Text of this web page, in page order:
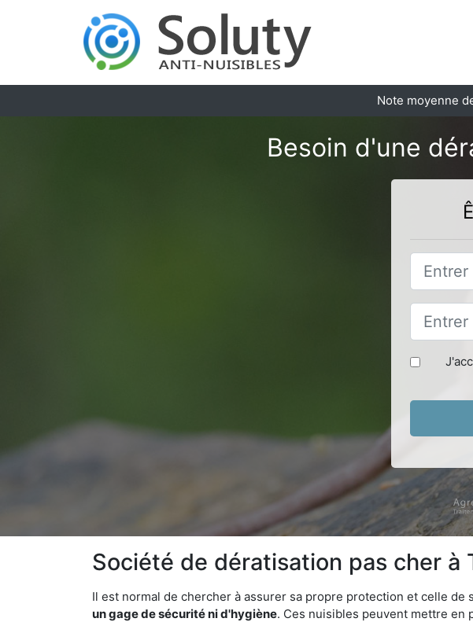
Note moyenne
Besoin d'une
Société de dératisation pas cher à
Il est normal de chercher à assurer sa propre protection et celle de
un gage de sécurité ni d'hygiène. Ces nuisibles peuvent mettre en